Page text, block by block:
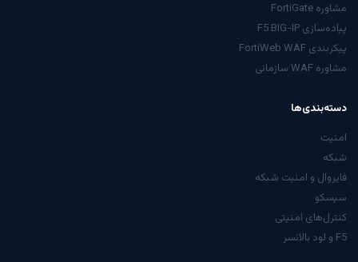
مشاوره FortiGate
پیاده‌سازی F5 BIG-IP
پیکربندی FortiWeb WAF
مشاوره WAF سازمانی
دسته‌بندی‌ها
امنیت
شبکه
فایروال و امنیت شبکه
سیسکو
کنترل‌های امنیتی
F5 و لود بالانسر